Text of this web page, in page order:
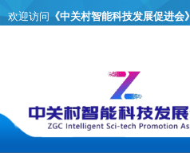
欢迎访问 《中关村智能科技发展促进会》